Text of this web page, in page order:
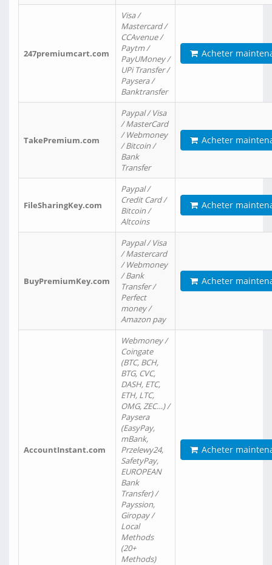
247premiumcart.com
Visa /
Mastercard /
CCAvenue /
Paytm /
PayUMoney /
UPi Transfer /
Paysera /
Banktransfer
Acheter
TakePremium.com
Paypal / Visa
/ MasterCard
/ Webmoney
/ Bitcoin /
Bank
Transfer
Acheter
FileSharingKey.com
Paypal /
Credit Card /
Bitcoin /
Altcoins
Acheter
BuyPremiumKey.com
Paypal / Visa
/ Mastercard
/ Webmoney
/ Bank
Transfer /
Perfect
money /
Amazon pay
Acheter
AccountInstant.com
Webmoney /
Coingate
(BTC, BCH,
BTG, CVC,
DASH, ETC,
ETH, LTC,
OMG, ZEC…) /
Paysera
(EasyPay,
mBank,
Przelewy24,
SafetyPay,
EUROPEAN
Bank
Transfer) /
Payssion,
Giropay /
Local
Methods
(20+
Methods)
Acheter